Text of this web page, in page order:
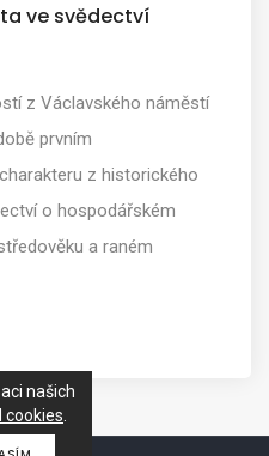
ve svědectví
z Václavského náměstí
prvním
z historického
o hospodářském
a raném
našich
cookies